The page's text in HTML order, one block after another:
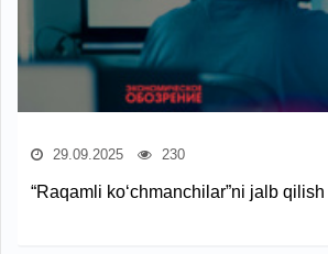
29.09.2025 230
“Raqamli ko‘chmanchilar”ni jalb qilish